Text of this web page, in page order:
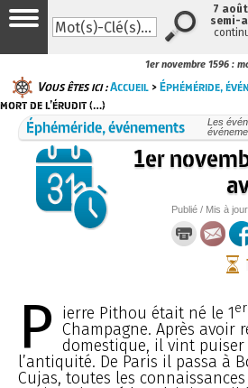
1er novembre 1596 :
Vous êtes ici :Accueil >Éphéméride,
mort de l’érudit (…)
Éphéméride, événements
Les
1er
Publié / Mis à
P ierre Pithou était né le 1er
Champagne. Après avoir
domestique, il vint puiser
l’antiquité. De Paris il passa à
Cujas, toutes les
7
semi-